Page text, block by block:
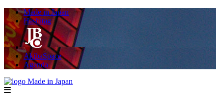
Made in Japan
Hashitag
AkibaSpace
Agenda
menu